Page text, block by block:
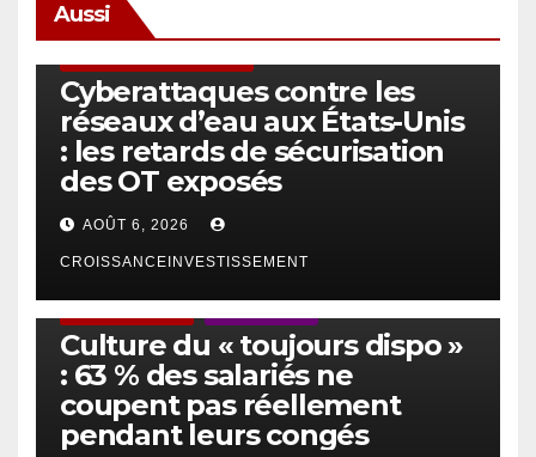
Aussi
Cyberattaques contre les
réseaux d’eau aux États-Unis
: les retards de sécurisation
des OT exposés
AOÛT 6, 2026
CROISSANCEINVESTISSEMENT
Culture du « toujours dispo »
: 63 % des salariés ne
coupent pas réellement
pendant leurs congés